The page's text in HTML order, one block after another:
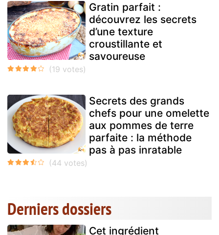
Gratin parfait :
découvrez les secrets
d’une texture
croustillante et
savoureuse
Secrets des grands
chefs pour une omelette
aux pommes de terre
parfaite : la méthode
pas à pas inratable
Derniers dossiers
Cet ingrédient